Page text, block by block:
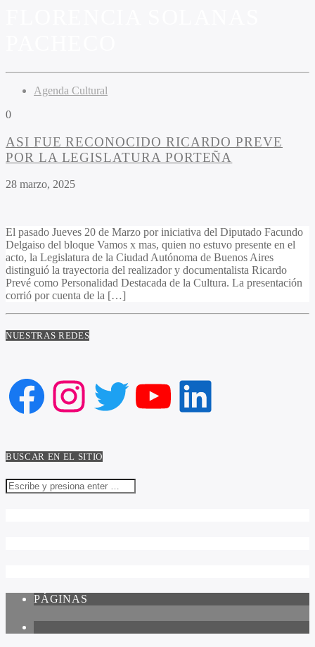
Agenda Cultural
0
ASI FUE RECONOCIDO RICARDO PREVE
POR LA LEGISLATURA PORTEÑA
28 marzo, 2025
El pasado Jueves 20 de Marzo por iniciativa del Diputado Facundo
Delgaiso del bloque Vamos x mas, quien no estuvo presente en el
acto, la Legislatura de la Ciudad Autónoma de Buenos Aires
distinguió la trayectoria del realizador y documentalista Ricardo
Prevé como Personalidad Destacada de la Cultura. La presentación
corrió por cuenta de la […]
NUESTRAS REDES
Facebook
Instagram
Twitter
YouTube
LinkedIn
BUSCAR EN EL SITIO
PÁGINAS